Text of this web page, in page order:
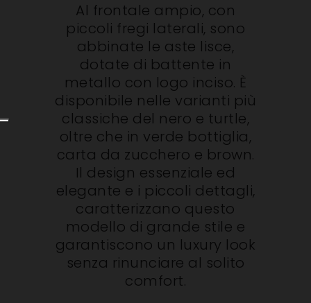
Al frontale ampio, con
piccoli fregi laterali, sono
abbinate le aste lisce,
dotate di battente in
metallo con logo inciso. È
disponibile nelle varianti più
classiche del nero e turtle,
oltre che in verde bottiglia,
carta da zucchero e brown.
Il design essenziale ed
elegante e i piccoli dettagli,
caratterizzano questo
modello di grande stile e
garantiscono un luxury look
senza rinunciare al solito
comfort.